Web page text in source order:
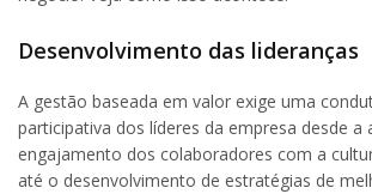
Desenvolvimento das lideranças
A gestão baseada em valor exige uma
participativa dos líderes da empresa desde a
engajamento dos colaboradores com a
até o desenvolvimento de estratégias de